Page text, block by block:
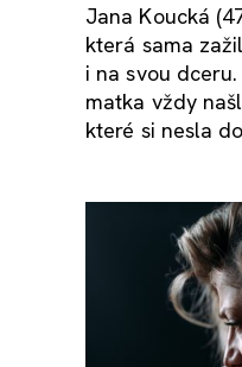
Jana Koucká
která sama
i na svou
matka vždy
které si nesla